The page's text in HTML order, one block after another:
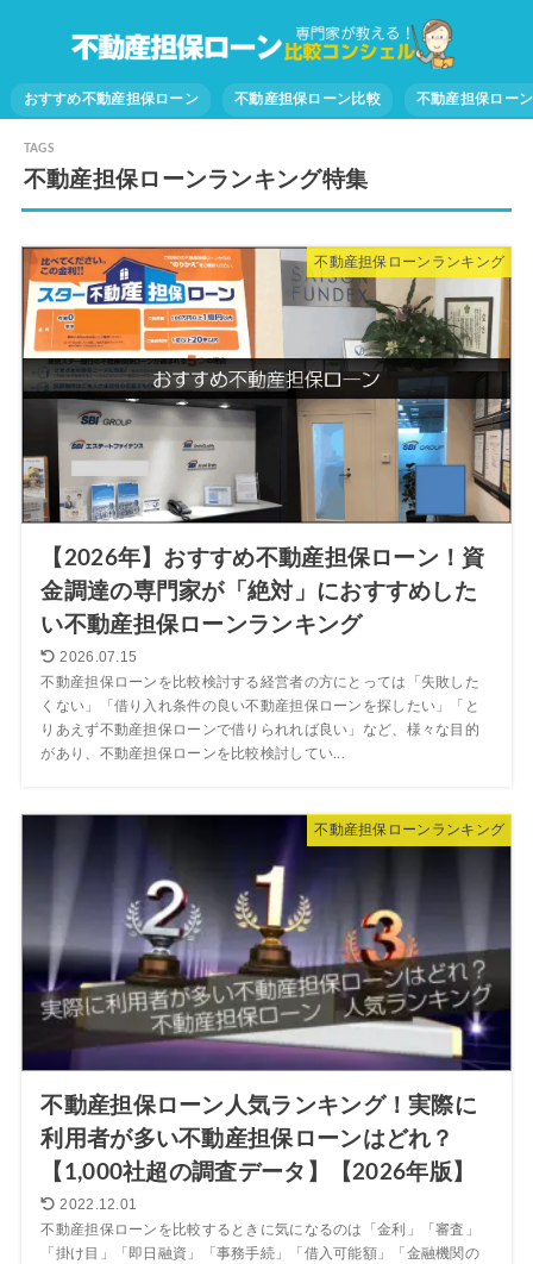
おすすめ不動産担保ローン 不動産担保ローン比較 不動産担保ロー
不動産担保ローンランキング特集
不動産担保ローンランキング
【2026年】おすすめ不動産担保ローン！資
金調達の専門家が「絶対」におすすめした
い不動産担保ローンランキング
2026.07.15
不動産担保ローンを比較検討する経営者の方にとっては「失敗した
くない」「借り入れ条件の良い不動産担保ローンを探したい」「と
りあえず不動産担保ローンで借りられれば良い」など、様々な目的
があり、不動産担保ローンを比較検討してい...
不動産担保ローンランキング
不動産担保ローン人気ランキング！実際に
利用者が多い不動産担保ローンはどれ？
【1,000社超の調査データ】【2026年版】
2022.12.01
不動産担保ローンを比較するときに気になるのは「金利」「審査」
「掛け目」「即日融資」「事務手続」「借入可能額」「金融機関の